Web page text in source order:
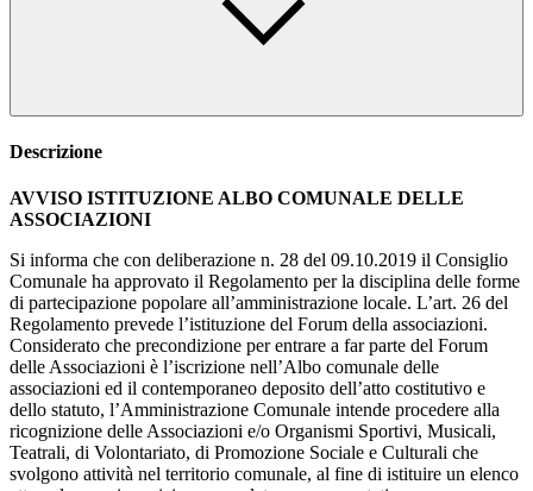
Descrizione
AVVISO ISTITUZIONE ALBO COMUNALE DELLE
ASSOCIAZIONI
Si informa che con deliberazione n. 28 del 09.10.2019 il Consiglio
Comunale ha approvato il Regolamento per la disciplina delle forme
di partecipazione popolare all’amministrazione locale. L’art. 26 del
Regolamento prevede l’istituzione del Forum della associazioni.
Considerato che precondizione per entrare a far parte del Forum
delle Associazioni è l’iscrizione nell’Albo comunale delle
associazioni ed il contemporaneo deposito dell’atto costitutivo e
dello statuto, l’Amministrazione Comunale intende procedere alla
ricognizione delle Associazioni e/o Organismi Sportivi, Musicali,
Teatrali, di Volontariato, di Promozione Sociale e Culturali che
svolgono attività nel territorio comunale, al fine di istituire un elenco